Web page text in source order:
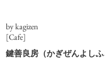
by kagizen
[Cafe]
鍵善良房（かぎぜんよし